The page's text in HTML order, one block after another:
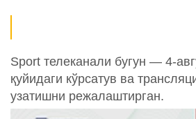
Sport телеканали бугун — 4-
қуйидаги кўрсатув ва
узатишни режалаштирган.